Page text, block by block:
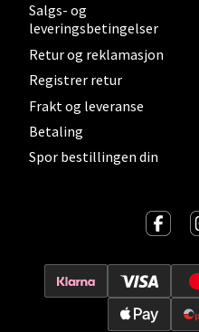
Salgs- og
leveringsbetingelser
Retur og reklamasjon
Registrer retur
Frakt og leveranse
Betaling
Spor bestillingen din
Stavanger og
Senter
Gartnerveien 16, 4016
Åpent i dag 10-20
Stavanger og
Gamle Stokkavei 1,